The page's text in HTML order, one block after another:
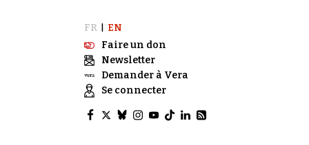
FR
EN
Faire un don
Newsletter
Demander à Vera
Se connecter